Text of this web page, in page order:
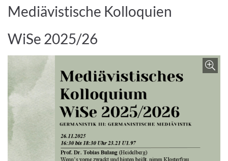
Mediävistische Kolloquien
WiSe 2025/26